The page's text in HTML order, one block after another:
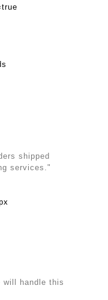
shipped
services."
will handle this